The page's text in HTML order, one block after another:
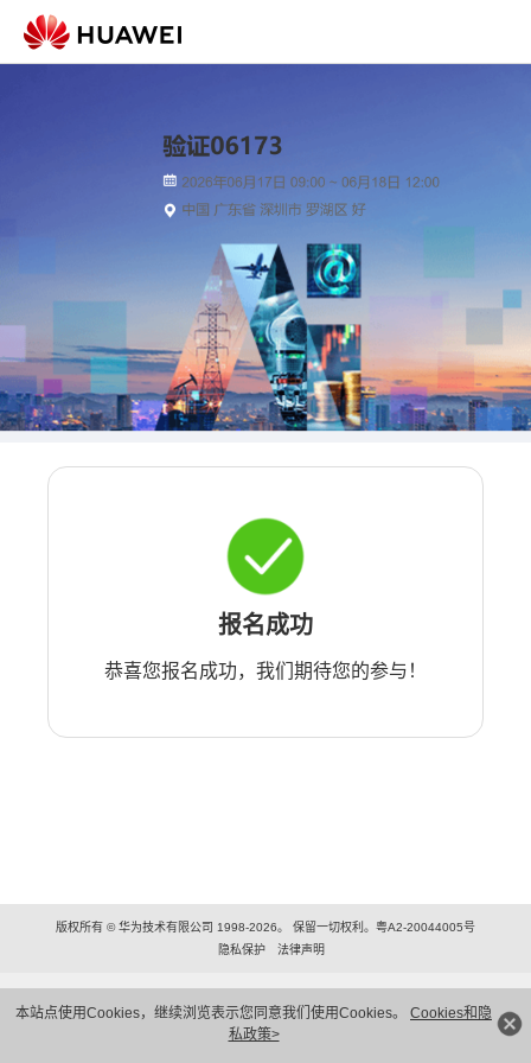
本站点使用Cookies，继续浏览表示您同意我们使用Cookies。 Cookies和隐
私政策>
报名成功
恭喜您报名成功，我们期待您的参与！
版权所有 © 华为技术有限公司 1998-2026。 保留一切权利。粤A2-20044005号
隐私保护
法律声明